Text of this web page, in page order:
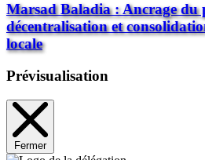
Marsad Baladia : Ancrage du
décentralisation et
locale
Prévisualisation
Fermer